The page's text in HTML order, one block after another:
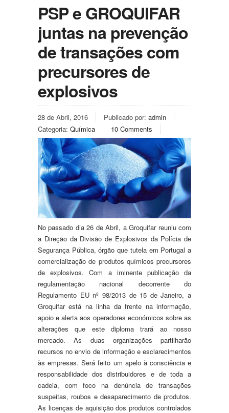
PSP e GROQUIFAR
juntas na prevenção
de transações com
precursores de
explosivos
28 de Abril, 2016 Publicado por: admin
Categoria: Química 10 Comments
No passado dia 26 de Abril, a Groquifar reuniu com
a Direção da Divisão de Explosivos da Polícia de
Segurança Pública, órgão que tutela em Portugal a
comercialização de produtos químicos precursores
de explosivos. Com a iminente publicação da
regulamentação nacional decorrente do
Regulamento EU nº 98/2013 de 15 de Janeiro, a
Groquifar está na linha da frente na informação,
apoio e alerta aos operadores económicos sobre as
alterações que este diploma trará ao nosso
mercado. As duas organizações partilharão
recursos no envio de informação e esclarecimentos
às empresas. Será feito um apelo à consciência e
responsabilidade dos distribuidores e de toda a
cadeia, com foco na denúncia de transações
suspeitas, roubos e desaparecimento de produtos.
As licenças de aquisição dos produtos controlados